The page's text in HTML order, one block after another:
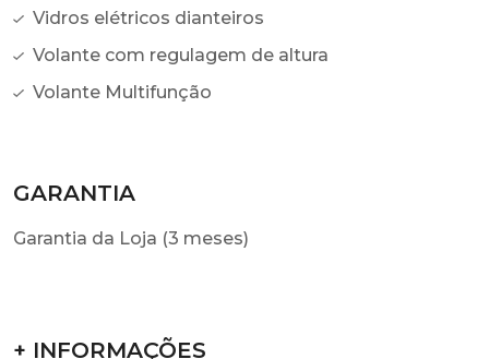
Vidros elétricos dianteiros
Volante com regulagem de altura
Volante Multifunção
GARANTIA
Garantia da Loja (3 meses)
+ INFORMAÇÕES